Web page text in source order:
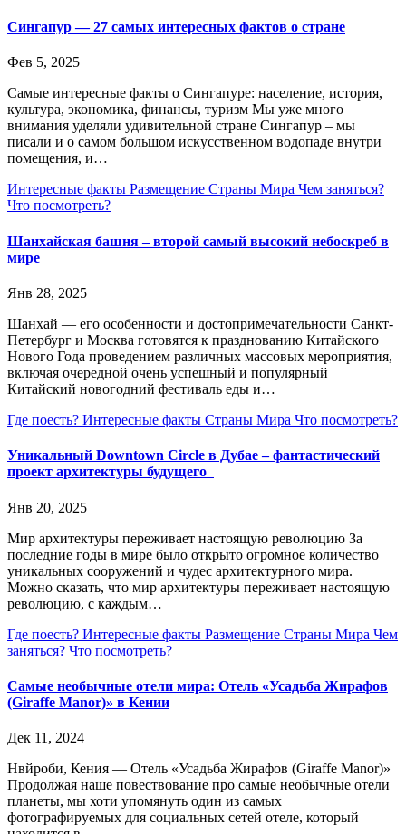
Сингапур — 27 самых интересных фактов о стране
Фев 5, 2025
Самые интересные факты о Сингапуре: население, история,
культура, экономика, финансы, туризм Мы уже много
внимания уделяли удивительной стране Сингапур – мы
писали и о самом большом искусственном водопаде внутри
помещения, и…
Интересные факты Размещение Страны Мира Чем заняться?
Что посмотреть?
Шанхайская башня – второй самый высокий небоскреб в
мире
Янв 28, 2025
Шанхай — его особенности и достопримечательности Санкт-
Петербург и Москва готовятся к празднованию Китайского
Нового Года проведением различных массовых мероприятия,
включая очередной очень успешный и популярный
Китайский новогодний фестиваль еды и…
Где поесть? Интересные факты Страны Мира Что посмотреть?
Уникальный Downtown Circle в Дубае – фантастический
проект архитектуры будущего
Янв 20, 2025
Мир архитектуры переживает настоящую революцию За
последние годы в мире было открыто огромное количество
уникальных сооружений и чудес архитектурного мира.
Можно сказать, что мир архитектуры переживает настоящую
революцию, с каждым…
Где поесть? Интересные факты Размещение Страны Мира Чем
заняться? Что посмотреть?
Самые необычные отели мира: Отель «Усадьба Жирафов
(Giraffe Manor)» в Кении
Дек 11, 2024
Нвйроби, Кения — Отель «Усадьба Жирафов (Giraffe Manor)»
Продолжая наше повествование про самые необычные отели
планеты, мы хоти упомянуть один из самых
фотографируемых для социальных сетей отеле, который